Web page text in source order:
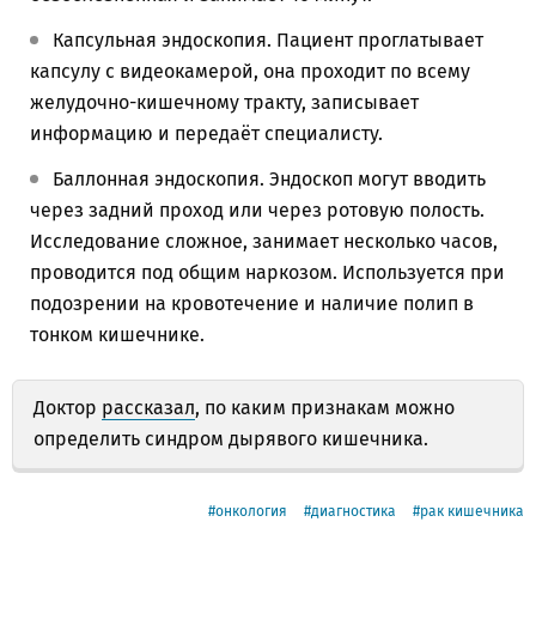
Капсульная эндоскопия. Пациент проглатывает
капсулу с видеокамерой, она проходит по всему
желудочно-кишечному тракту, записывает
информацию и передаёт специалисту.
Баллонная эндоскопия. Эндоскоп могут вводить
через задний проход или через ротовую полость.
Исследование сложное, занимает несколько часов,
проводится под общим наркозом. Используется при
подозрении на кровотечение и наличие полип в
тонком кишечнике.
Доктор рассказал, по каким признакам можно
определить синдром дырявого кишечника.
онкология диагностика рак кишечника